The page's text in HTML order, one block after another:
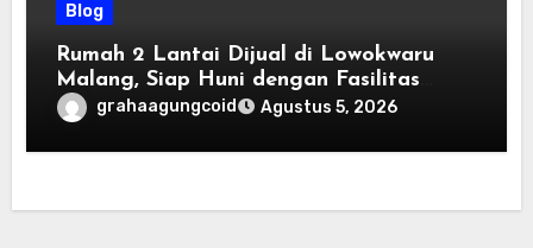
Blog
Rumah 2 Lantai Dijual di Lowokwaru
Malang, Siap Huni dengan Fasilitas
Premium | Graha Agung by Tomoland
grahaagungcoid Agustus 5, 2026